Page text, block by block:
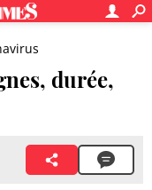
clés
durée,